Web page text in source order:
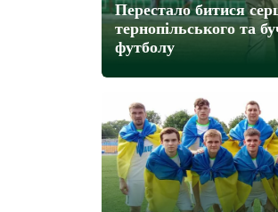
Перестало битися
тернопільського та
футболу